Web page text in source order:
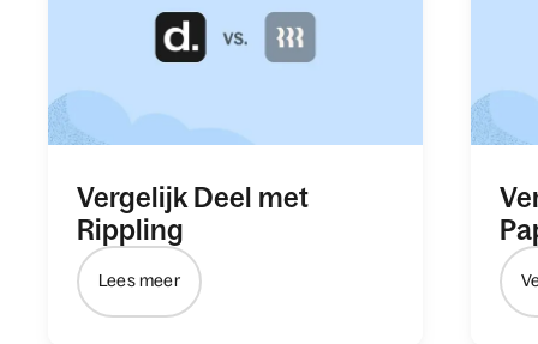
Vergelijk Deel met
Rippling
Lees meer